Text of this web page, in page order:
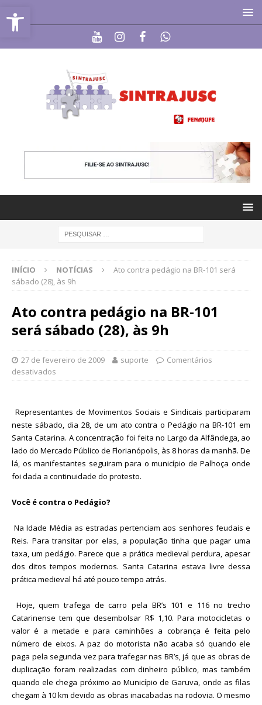
Abrir a barra de ferramentas
INÍCIO NOTÍCIAS
Ato contra pedágio na BR-101 será
sábado (28), às 9h
Ato contra pedágio na BR-101
será sábado (28), às 9h
27 de fevereiro de 2009 suporte
Comentários
desativados
Representantes de Movimentos Sociais e Sindicais participaram
neste sábado, dia 28, de um ato contra o Pedágio na BR-101 em
Santa Catarina. A concentração foi feita no Largo da Alfândega, ao
lado do Mercado Público de Florianópolis, às 8 horas da manhã. De
lá, os manifestantes seguiram para o município de Palhoça onde
foi dada a continuidade do protesto.
Você é contra o Pedágio?
Na Idade Média as estradas pertenciam aos senhores feudais e
Reis. Para transitar por elas, a população tinha que pagar uma
taxa, um pedágio. Parece que a prática medieval perdura, apesar
dos ditos tempos modernos. Santa Catarina estava livre dessa
prática medieval há até pouco tempo atrás.
Hoje, quem trafega de carro pela BR’s 101 e 116 no trecho
Catarinense tem que desembolsar R$ 1,10. Para motocicletas o
valor é a metade e para caminhões a cobrança é feita pelo
número de eixos. A paz do motorista não acaba só quando ele
paga pela segunda vez para trafegar nas BR’s, já que as obras de
duplicação foram realizadas com dinheiro público, mas também
quando ele chega próximo ao Município de Garuva, onde as filas
chegam à 10 km devido as obras inacabadas na rodovia. O mesmo